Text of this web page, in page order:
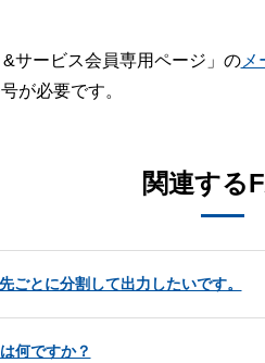
サービス会員専用ページ」のメ
が必要です。
関連する
ごとに分割して出力したいです。
何ですか？